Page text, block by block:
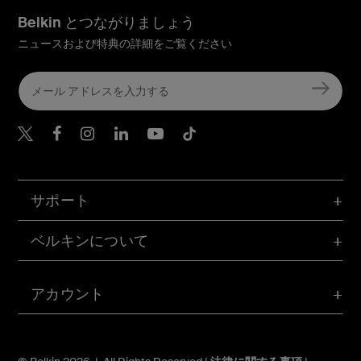
アカウント
サポート
ベルキンについて
Belkin とつながりましょう
ニュースおよび特典の詳細をご覧ください
Belkin Twitter
Belkin Facebook
Belkin Instagram
Belkin LinkedIn
Belkin Youtube
Belkin TikTok